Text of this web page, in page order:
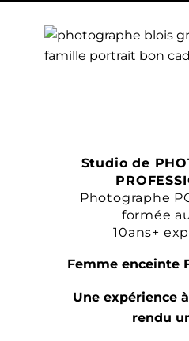
Studio de
Photographe
formée
10ans+
Femme enceinte
Une expérience
rendu